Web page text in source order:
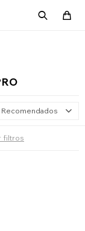
Recomendados
filtros